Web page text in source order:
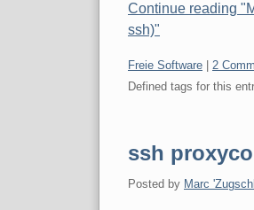
Continue reading
ssh)"
Categories:
Freie Software
2
Defined tags for this
ssh
Posted by Marc